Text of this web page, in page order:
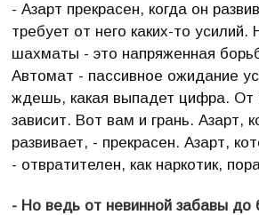
- Азарт прекрасен, когда он
требует от него каких-то усилий.
шахматы - это напряженная
Автомат - пассивное ожидание
ждешь, какая выпадет цифра. От
зависит. Вот вам и грань. Азарт,
развивает, - прекрасен. Азарт,
- отвратителен, как наркотик,
- Но ведь от невинной забавы до